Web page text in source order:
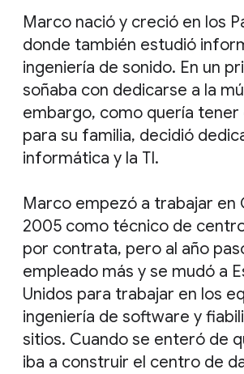
Marco nació y creció en los
donde también estudió
ingeniería de sonido. En un
soñaba con dedicarse a la
embargo, como quería tener
para su familia, decidió
informática y la TI.
Marco empezó a trabajar en
2005 como técnico de
por contrata, pero al año
empleado más y se mudó a
Unidos para trabajar en los
ingeniería de software y
sitios. Cuando se enteró de
iba a construir el centro de